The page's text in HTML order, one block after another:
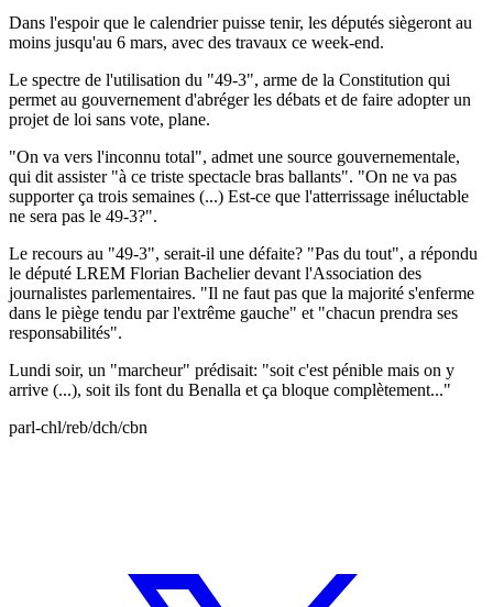
Dans l'espoir que le calendrier puisse tenir, les députés siègeront au
moins jusqu'au 6 mars, avec des travaux ce week-end.
Le spectre de l'utilisation du "49-3", arme de la Constitution qui
permet au gouvernement d'abréger les débats et de faire adopter un
projet de loi sans vote, plane.
"On va vers l'inconnu total", admet une source gouvernementale,
qui dit assister "à ce triste spectacle bras ballants". "On ne va pas
supporter ça trois semaines (...) Est-ce que l'atterrissage inéluctable
ne sera pas le 49-3?".
Le recours au "49-3", serait-il une défaite? "Pas du tout", a répondu
le député LREM Florian Bachelier devant l'Association des
journalistes parlementaires. "Il ne faut pas que la majorité s'enferme
dans le piège tendu par l'extrême gauche" et "chacun prendra ses
responsabilités".
Lundi soir, un "marcheur" prédisait: "soit c'est pénible mais on y
arrive (...), soit ils font du Benalla et ça bloque complètement..."
parl-chl/reb/dch/cbn